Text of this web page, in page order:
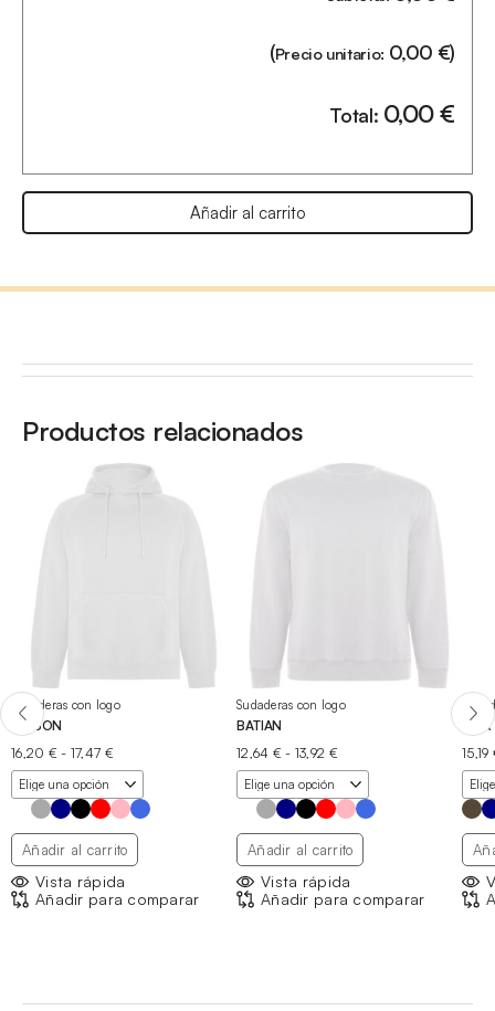
(Precio unitario: 0,00 €)
Total: 0,00€
Añadir al carrito
Productos relacionados
Sudaderas con logo
VINSON
16,20 € - 17,47 €Rango
de
precios:
desde
16,20 €
hasta
17,47 €
Añadir al carrito
Vista rápida
Añadir para comparar
Sudaderas con logo
BATIAN
12,64 € - 13,92 €Rango
de
precios:
desde
12,64 €
hasta
13,92 €
Añadir al carrito
Vista rápida
Añadir para comparar
ZAIR
15,19